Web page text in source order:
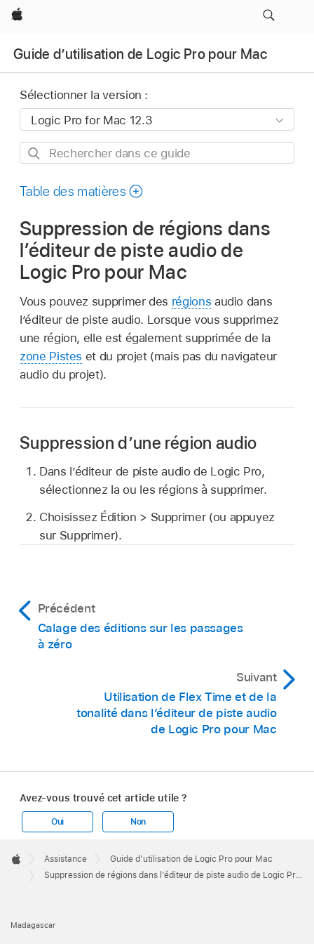
Apple
Guide d’utilisation de Logic Pro pour Mac
Sélectionner la version :
Rechercher
ce
Table des matières
Suppression de régions dans
l’éditeur de piste audio de
Logic Pro pour Mac
Vous pouvez supprimer des régions audio dans
l’éditeur de piste audio. Lorsque vous supprimez
une région, elle est également supprimée de la
zone Pistes et du projet (mais pas du navigateur
audio du projet).
Suppression d’une région audio
Dans l’éditeur de piste audio de Logic Pro,
sélectionnez la ou les régions à supprimer.
Choisissez Édition > Supprimer (ou appuyez
sur Supprimer).
Précédent
Calage des éditions sur les passages
à zéro
Suivant
Utilisation de Flex Time et de la
tonalité dans l’éditeur de piste audio
de Logic Pro pour Mac
Avez-vous trouvé cet article utile ?
Oui Non
Footer

Apple
Assistance
Guide d’utilisation de Logic Pro pour Mac
Suppression de régions dans l’éditeur de piste audio de Logic Pro pour Mac
Madagascar